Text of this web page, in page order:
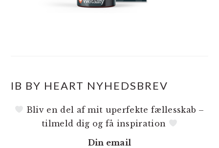
IB BY HEART NYHEDSBREV
Bliv en del af mit uperfekte fællesskab –
tilmeld dig og få inspiration
Din email